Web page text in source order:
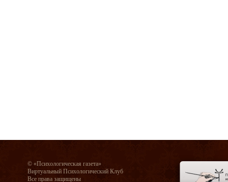
© «Психологическая газета»
Виртуальный Психологический Клуб
Все права защищены